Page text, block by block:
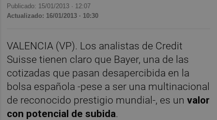
Publicado: 15/01/2013 · 12:07
Actualizado: 16/01/2013 · 10:30
VALENCIA (VP). Los analistas de Credit
Suisse tienen claro que Bayer, una de las
cotizadas que pasan desapercibida en la
bolsa española -pese a ser una multinacional
de reconocido prestigio mundial-, es unvalor
con potencial de subida.